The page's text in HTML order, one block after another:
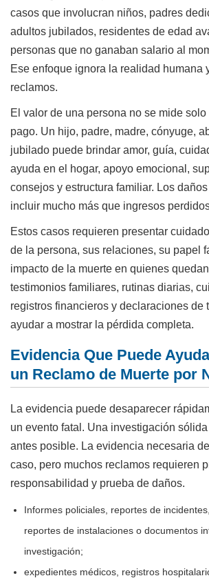
casos que involucran niños, padres
adultos jubilados, residentes de edad
personas que no ganaban salario al
Ese enfoque ignora la realidad humana
reclamos.
El valor de una persona no se mide
pago. Un hijo, padre, madre, cónyuge,
jubilado puede brindar amor, guía,
ayuda en el hogar, apoyo emocional,
consejos y estructura familiar. Los
incluir mucho más que ingresos
Estos casos requieren presentar
de la persona, sus relaciones, su papel
impacto de la muerte en quienes
testimonios familiares, rutinas diarias,
registros financieros y declaraciones de
ayudar a mostrar la pérdida completa.
Evidencia Que Puede
un Reclamo de Muerte por
La evidencia puede desaparecer
un evento fatal. Una investigación
antes posible. La evidencia necesaria
caso, pero muchos reclamos requieren
responsabilidad y prueba de daños.
Informes policiales, reportes de
reportes de instalaciones o documentos
investigación;
expedientes médicos, registros